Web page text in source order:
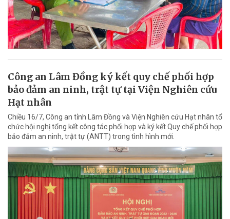
Công an Lâm Đồng ký kết quy chế phối hợp
bảo đảm an ninh, trật tự tại Viện Nghiên cứu
Hạt nhân
Chiều 16/7, Công an tỉnh Lâm Đồng và Viện Nghiên cứu Hạt nhân tổ
chức hội nghị tổng kết công tác phối hợp và ký kết Quy chế phối hợp
bảo đảm an ninh, trật tự (ANTT) trong tình hình mới.